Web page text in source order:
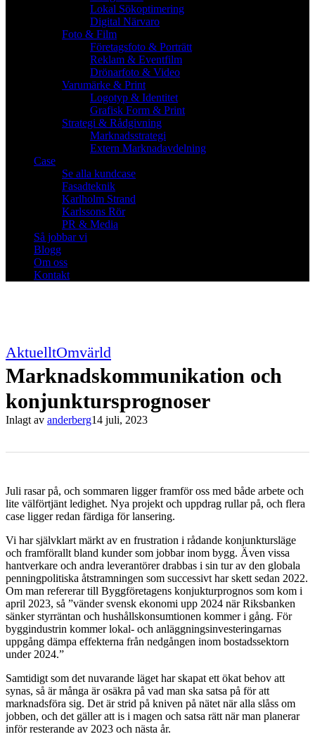
Lokal Sökoptimering
Digital Närvaro
Foto & Film
Företagsfoto & Porträtt
Reklam & Eventfilm
Drönarfoto & Video
Varumärke & Print
Logotyp & Identitet
Grafisk Form & Print
Strategi & Rådgivning
Marknadsstrategi
Extern Marknadavdelning
Case
Se alla kundcase
Fasadteknik
Karlholm Strand
Karlssons Rör
PR & Media
Så jobbar vi
Blogg
Om oss
Kontakt
AktuelltOmvärld
Marknadskommunikation och
konjunktursprognoser
Inlagt av anderberg14 juli, 2023
Juli rasar på, och sommaren ligger framför oss med både arbete och
lite välförtjänt ledighet. Nya projekt och uppdrag rullar på, och flera
case ligger redan färdiga för lansering.
Vi har självklart märkt av en frustration i rådande konjunktursläge
och framförallt bland kunder som jobbar inom bygg. Även vissa
hantverkare och andra leverantörer drabbas i sin tur av den globala
penningpolitiska åtstramningen som successivt har skett sedan 2022.
Om man refererar till Byggföretagens konjukturprognos som kom i
april 2023, så ”vänder svensk ekonomi upp 2024 när Riksbanken
sänker styrräntan och hushållskonsumtionen kommer i gång. För
byggindustrin kommer lokal- och anläggningsinvesteringarnas
uppgång dämpa effekterna från nedgången inom bostadssektorn
under 2024.”
Samtidigt som det nuvarande läget har skapat ett ökat behov att
synas, så är många är osäkra på vad man ska satsa på för att
marknadsföra sig. Det är strid på kniven på nätet när alla slåss om
jobben, och det gäller att is i magen och satsa rätt när man planerar
inför resterande av 2023 och nästa år.